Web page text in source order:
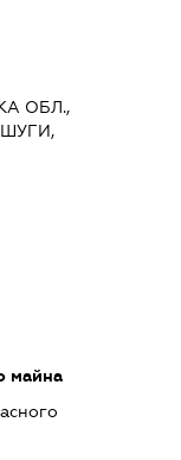
ОБЛ.,
майна